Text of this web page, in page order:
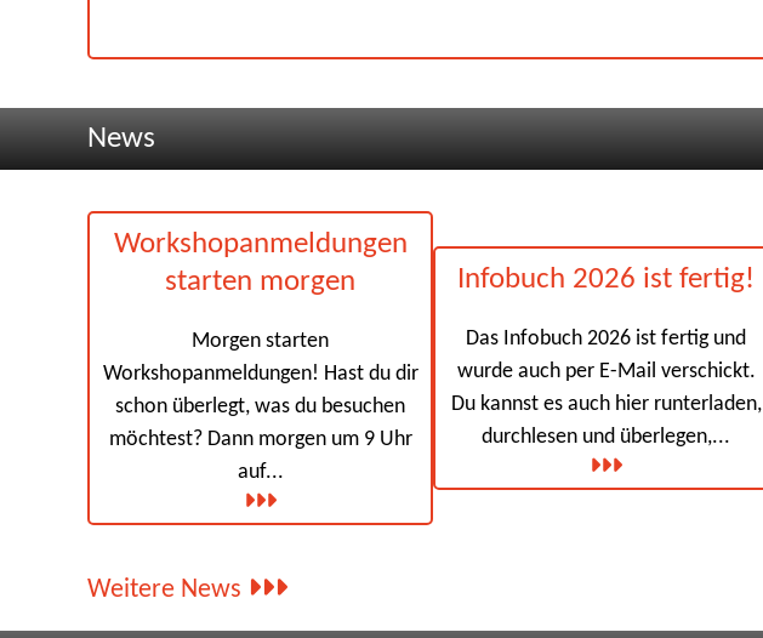
News
Workshopanmeldungen
starten morgen
Morgen starten
Workshopanmeldungen! Hast du dir
schon überlegt, was du besuchen
möchtest? Dann morgen um 9 Uhr
auf...
Infobuch 2026 ist fertig!
Das Infobuch 2026 ist fertig und
wurde auch per E-Mail verschickt.
Du kannst es auch hier runterladen,
durchlesen und überlegen,...
Weitere News